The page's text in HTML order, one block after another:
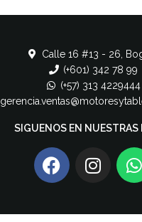
Calle 16 #13 - 26,
(+601) 342 78 99
(+57) 313 4229444
SIGUENOS EN NUESTRAS